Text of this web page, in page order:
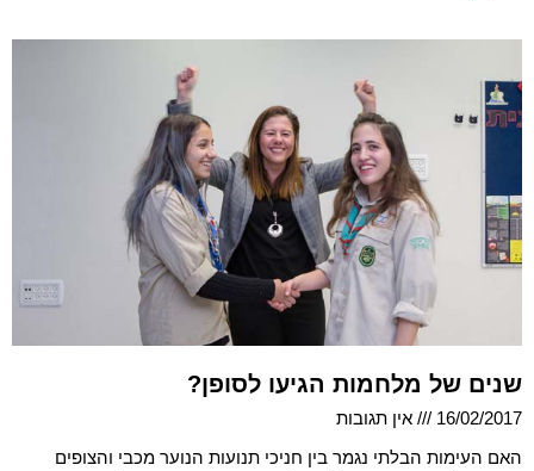
שנים של מלחמות הגיעו לסופן?
16/02/2017
אין תגובות
האם העימות הבלתי נגמר בין חניכי תנועות הנוער מכבי והצופים